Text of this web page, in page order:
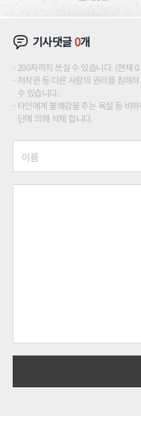
기사댓글0개
200자까지 쓰실 수 있습니다. (현재
저작권 등 다른 사람의 권리를 침해
수 있습니다.
타인에게 불쾌감을 주는 욕설 등 비
단에 의해 삭제 합니다.